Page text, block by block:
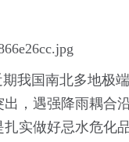
我国南北多地极
，遇强降雨耦合
实做好忌水危化